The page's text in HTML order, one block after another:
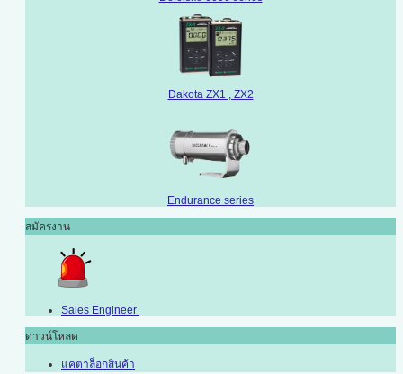
Dakota ZX1 , ZX2
Endurance series
สมัครงาน
Sales Engineer
ดาวน์โหลด
แคตาล็อกสินค้า